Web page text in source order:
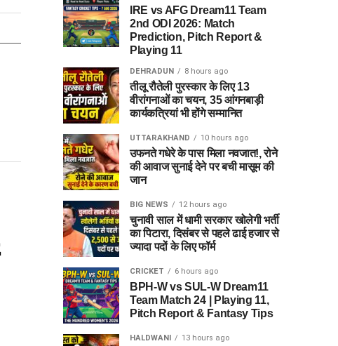
IRE vs AFG Dream11 Team
2nd ODI 2026: Match
Prediction, Pitch Report &
Playing 11
DEHRADUN 8 hours ago
तीलू रौतेली पुरस्कार के लिए 13
वीरांगनाओं का चयन, 35 आंगनबाड़ी
कार्यकत्रियां भी होंगे सम्मानित
UTTARAKHAND 10 hours ago
उफनते गधेरे के पास मिला नवजात!, रोने
की आवाज सुनाई देने पर बची मासूम की
जान
BIG NEWS 12 hours ago
चुनावी साल में धामी सरकार खोलेगी भर्ती
का पिटारा, दिसंबर से पहले ढाई हजार से
ज्यादा पदों के लिए फॉर्म
CRICKET 6 hours ago
BPH-W vs SUL-W Dream11
Team Match 24 | Playing 11,
Pitch Report & Fantasy Tips
HALDWANI 13 hours ago